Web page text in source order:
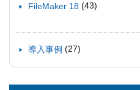
FileMaker 18 (43)
導入事例 (27)